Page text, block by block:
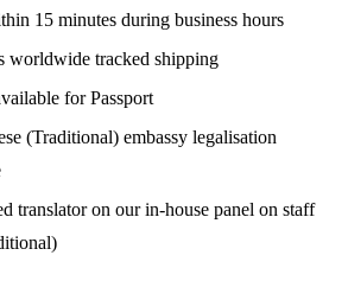
15 minutes during business hours
worldwide tracked shipping
for Passport
(Traditional) embassy legalisation
translator on our in-house panel on staff